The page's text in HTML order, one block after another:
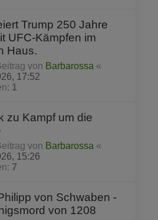
Trump 250 Jahre
UFC-Kämpfen im
Haus.
von Barbarossa «
17:52
1
zu Kampf um die
von Barbarossa «
15:26
7
von Schwaben -
von 1208